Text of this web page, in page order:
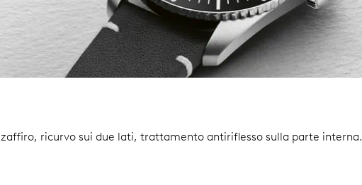
zaffiro, ricurvo sui due lati, trattamento antiriflesso sulla parte interna.